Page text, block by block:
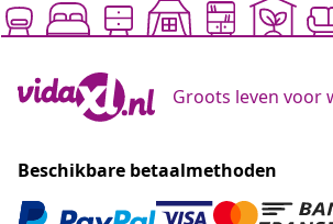
Groots leven voor
Beschikbare betaalmethoden